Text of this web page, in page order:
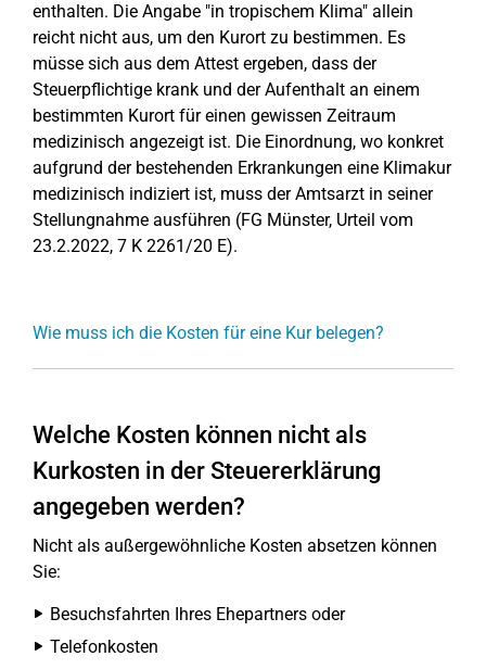
enthalten. Die Angabe "in tropischem Klima" allein
reicht nicht aus, um den Kurort zu bestimmen. Es
müsse sich aus dem Attest ergeben, dass der
Steuerpflichtige krank und der Aufenthalt an einem
bestimmten Kurort für einen gewissen Zeitraum
medizinisch angezeigt ist. Die Einordnung, wo konkret
aufgrund der bestehenden Erkrankungen eine Klimakur
medizinisch indiziert ist, muss der Amtsarzt in seiner
Stellungnahme ausführen (FG Münster, Urteil vom
23.2.2022, 7 K 2261/20 E).
Wie muss ich die Kosten für eine Kur belegen?
Welche Kosten können nicht als
Kurkosten in der Steuererklärung
angegeben werden?
Nicht als außergewöhnliche Kosten absetzen können
Sie:
Besuchsfahrten Ihres Ehepartners oder
Telefonkosten